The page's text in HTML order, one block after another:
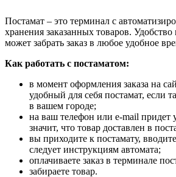
Постамат – это терминал с
хранения заказанных товаров. Удобство
может забрать заказ в любое удобное
Как работать с постаматом:
в момент оформления заказа на
удобный для себя постамат, если
в вашем городе;
на ваш телефон или e-mail придет
значит, что товар доставлен в
вы приходите к постамату,
следует инструкциям автомата;
оплачиваете заказ в терминале
забираете товар.